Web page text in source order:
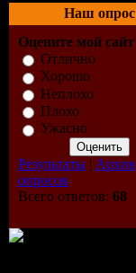
Наш опрос
Оцените мой сайт
Отлично
Хорошо
Неплохо
Плохо
Ужасно
Результаты | Архив
опросов
Всего ответов: 68